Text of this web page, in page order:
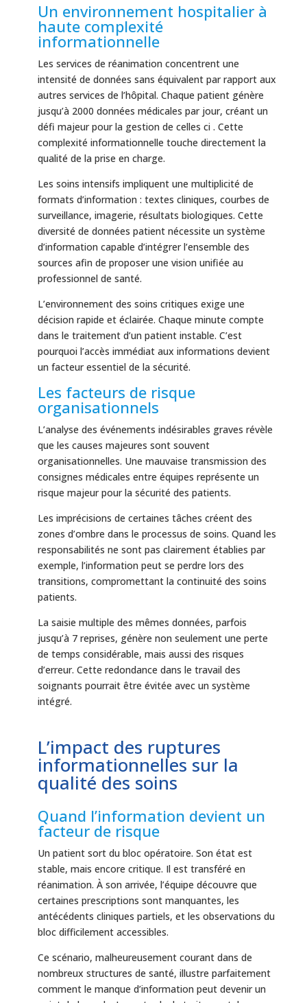
Un environnement hospitalier à
haute complexité
informationnelle
Les services de réanimation concentrent une
intensité de données sans équivalent par rapport aux
autres services de l’hôpital. Chaque patient génère
jusqu’à 2000 données médicales par jour, créant un
défi majeur pour la gestion de celles ci . Cette
complexité informationnelle touche directement la
qualité de la prise en charge.
Les soins intensifs impliquent une multiplicité de
formats d’information : textes cliniques, courbes de
surveillance, imagerie, résultats biologiques. Cette
diversité de données patient nécessite un système
d’information capable d’intégrer l’ensemble des
sources afin de proposer une vision unifiée au
professionnel de santé.
L’environnement des soins critiques exige une
décision rapide et éclairée. Chaque minute compte
dans le traitement d’un patient instable. C’est
pourquoi l’accès immédiat aux informations devient
un facteur essentiel de la sécurité.
Les facteurs de risque
organisationnels
L’analyse des événements indésirables graves révèle
que les causes majeures sont souvent
organisationnelles. Une mauvaise transmission des
consignes médicales entre équipes représente un
risque majeur pour la sécurité des patients.
Les imprécisions de certaines tâches créent des
zones d’ombre dans le processus de soins. Quand les
responsabilités ne sont pas clairement établies par
exemple, l’information peut se perdre lors des
transitions, compromettant la continuité des soins
patients.
La saisie multiple des mêmes données, parfois
jusqu’à 7 reprises, génère non seulement une perte
de temps considérable, mais aussi des risques
d’erreur. Cette redondance dans le travail des
soignants pourrait être évitée avec un système
intégré.
L’impact des ruptures
informationnelles sur la
qualité des soins
Quand l’information devient un
facteur de risque
Un patient sort du bloc opératoire. Son état est
stable, mais encore critique. Il est transféré en
réanimation. À son arrivée, l’équipe découvre que
certaines prescriptions sont manquantes, les
antécédents cliniques partiels, et les observations du
bloc difficilement accessibles.
Ce scénario, malheureusement courant dans de
nombreux structures de santé, illustre parfaitement
comment le manque d’information peut devenir un